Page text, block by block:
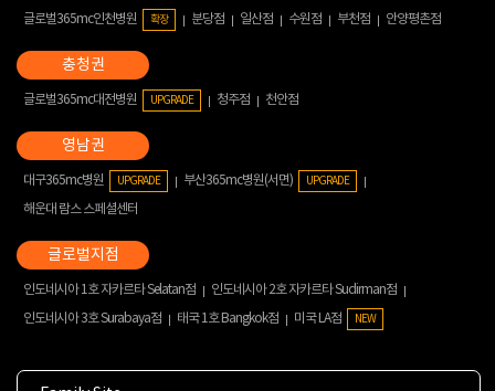
글로벌365mc인천병원 확장 분당점 일산점 수원점 부천점 안양평촌점
글로벌365mc대전병원 UPGRADE 청주점 천안점
대구365mc병원 UPGRADE 부산365mc병원(서면) UPGRADE
해운대 람스 스페셜센터
인도네시아 1호 자카르타 Selatan점
인도네시아 2호 자카르타 Sudirman점
인도네시아 3호 Surabaya점
태국 1호 Bangkok점 미국 LA점 NEW